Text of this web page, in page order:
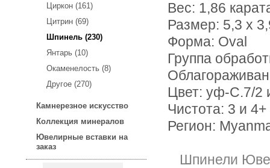
Циркон (161)
Цитрин (69)
Шпинель (230)
Янтарь (10)
Окаменелость (8)
Другое (270)
Камнерезное искусство
Коллекция минералов
Ювелирные вставки на
заказ
Вес: 1,86
Размер: 5,3 х
Форма: Oval
Группа
Цвет: уф-С.7/2
Чистота: 3 и 4+
Регион:
Шпинели